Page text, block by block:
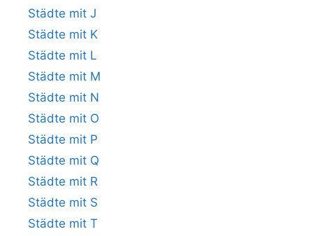
Städte mit J
Städte mit K
Städte mit L
Städte mit M
Städte mit N
Städte mit O
Städte mit P
Städte mit Q
Städte mit R
Städte mit S
Städte mit T